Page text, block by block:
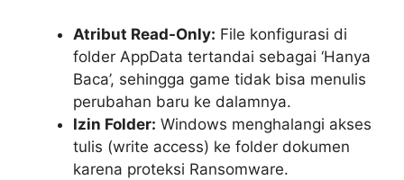
Atribut Read-Only: File konfigurasi di
folder AppData tertandai sebagai ‘Hanya
Baca’, sehingga game tidak bisa menulis
perubahan baru ke dalamnya.
Izin Folder: Windows menghalangi akses
tulis (write access) ke folder dokumen
karena proteksi Ransomware.